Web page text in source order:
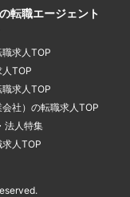
転職エージェント
求人TOP
TOP
求人TOP
社）の転職求人TOP
法人特集
人TOP